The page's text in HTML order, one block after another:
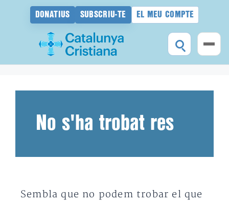
DONATIUS SUBSCRIU-TE EL MEU COMPTE
No s'ha trobat res
Sembla que no podem trobar el que